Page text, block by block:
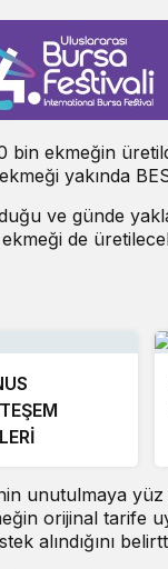
bin ekmeğin
yakında
ve günde
de
unutulmaya
orijinal tarife
alındığını